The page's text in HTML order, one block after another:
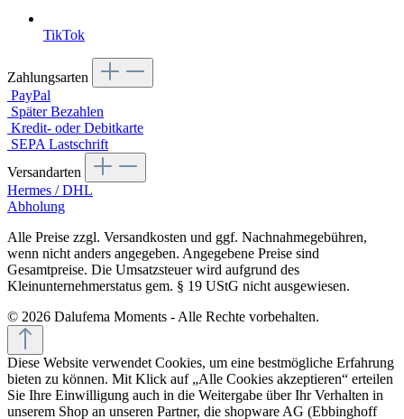
TikTok
Zahlungsarten
PayPal
Später Bezahlen
Kredit- oder Debitkarte
SEPA Lastschrift
Versandarten
Hermes / DHL
Abholung
Alle Preise zzgl. Versandkosten und ggf. Nachnahmegebühren,
wenn nicht anders angegeben. Angegebene Preise sind
Gesamtpreise. Die Umsatzsteuer wird aufgrund des
Kleinunternehmerstatus gem. § 19 UStG nicht ausgewiesen.
© 2026 Dalufema Moments - Alle Rechte vorbehalten.
Diese Website verwendet Cookies, um eine bestmögliche Erfahrung
bieten zu können. Mit Klick auf „Alle Cookies akzeptieren“ erteilen
Sie Ihre Einwilligung auch in die Weitergabe über Ihr Verhalten in
unserem Shop an unseren Partner, die shopware AG (Ebbinghoff